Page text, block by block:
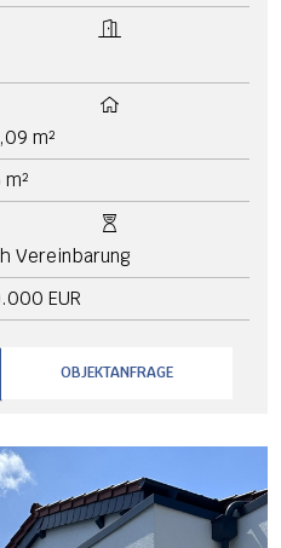
m²
m²
Vereinbarung
EUR
OBJEKTANFRAGE